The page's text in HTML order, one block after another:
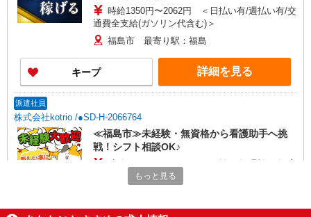
時給1350円〜2062円 ＜日払い有/週払い有/交
通費全支給(ガソリン代含む)＞
福島市 最寄り駅：福島
キープ 詳細を見る
派遣社員
株式会社kotrio /●SD-H-2066764
≪福島市≫未経験・無資格から看護助手へ挑
戦！シフト相談OK♪
通費全支給(ガソリン代含む)＞
もっと見る